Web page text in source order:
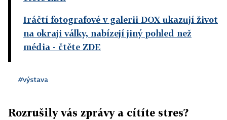
Iráčtí fotografové v galerii DOX ukazují život
na okraji války, nabízejí jiný pohled než
média - čtěte ZDE
#výstava
Rozrušily vás zprávy a cítíte stres?